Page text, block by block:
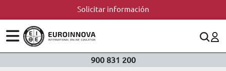
Solicitar información
900 831 200
ÁREAS